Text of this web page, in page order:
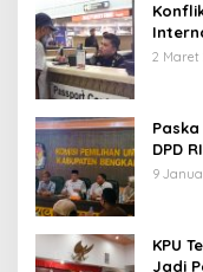
2 Maret
DPD
KPU
9
KPU
Jadi